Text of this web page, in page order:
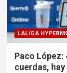
LALIGA
Paco López:
cuerdas,